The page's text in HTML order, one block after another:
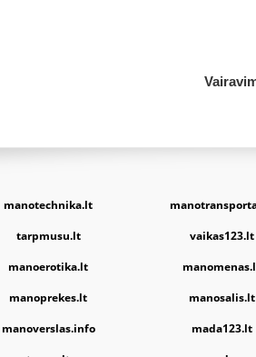
manotechnika.lt
tarpmusu.lt vaikas123.lt
manoerotika.lt
manoprekes.lt manosalis.lt
manoverslas.info mada123.lt